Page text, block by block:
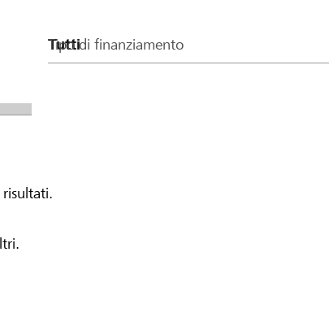
Tipo di finanziamento
risultati.